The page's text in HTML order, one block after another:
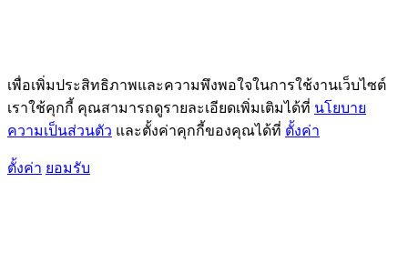
เพื่อเพิ่มประสิทธิภาพและความพึงพอใจในการใช้งานเว็บไซต์
เราใช้คุกกี้ คุณสามารถดูรายละเอียดเพิ่มเติมได้ที่ นโยบาย
ความเป็นส่วนตัว และตั้งค่าคุกกี้ของคุณได้ที่ ตั้งค่า
ตั้งค่า ยอมรับ